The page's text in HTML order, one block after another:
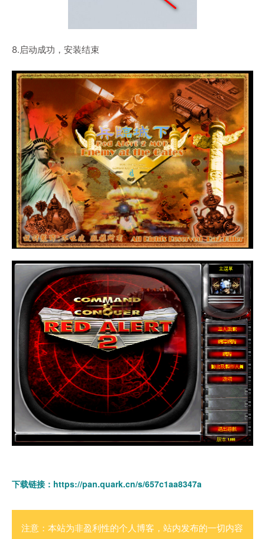
8.启动成功，安装结束
下载链接： https://pan.quark.cn/s/657c1aa8347a
注意：本站为非盈利性的个人博客，站内发布的一切内容